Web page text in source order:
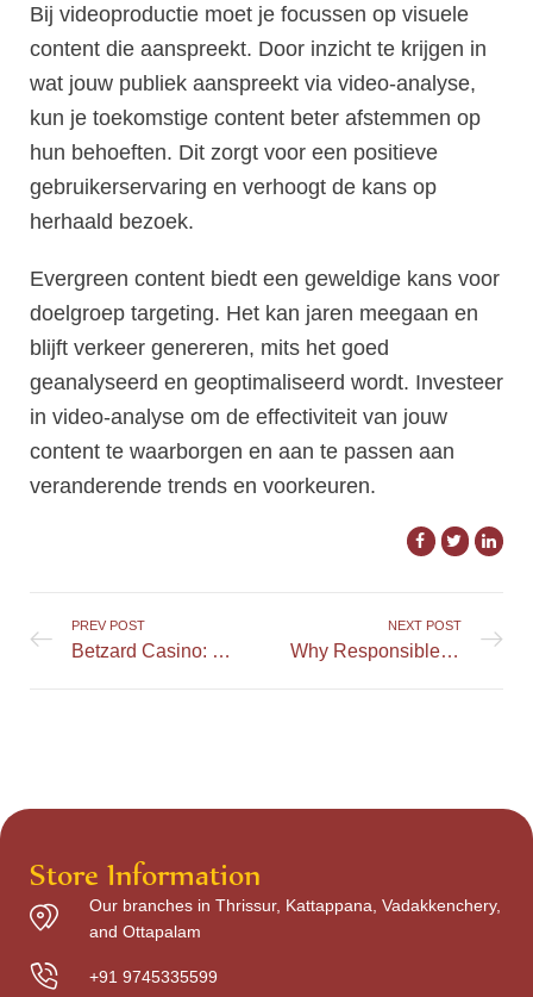
Bij videoproductie moet je focussen op visuele
content die aanspreekt. Door inzicht te krijgen in
wat jouw publiek aanspreekt via video-analyse,
kun je toekomstige content beter afstemmen op
hun behoeften. Dit zorgt voor een positieve
gebruikerservaring en verhoogt de kans op
herhaald bezoek.
Evergreen content biedt een geweldige kans voor
doelgroep targeting. Het kan jaren meegaan en
blijft verkeer genereren, mits het goed
geanalyseerd en geoptimaliseerd wordt. Investeer
in video-analyse om de effectiviteit van jouw
content te waarborgen en aan te passen aan
veranderende trends en voorkeuren.
PREV POST
Betzard Casino: Een betrouwbare en veilige plek om te spelen
NEXT POST
Why Responsible Gaming Matters at BetFusion Casino
Store Information
Our branches in Thrissur, Kattappana, Vadakkenchery,
and Ottapalam
+91 9745335599